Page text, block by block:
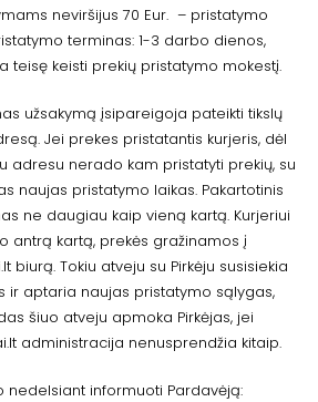
neviršijus 70 Eur. – pristatymo
terminas: 1-3 darbo dienos,
teisę keisti prekių pristatymo mokestį.
užsakymą įsipareigoja pateikti tikslų
Jei prekes pristatantis kurjeris, dėl
adresu nerado kam pristatyti prekių, su
naujas pristatymo laikas. Pakartotinis
ne daugiau kaip vieną kartą. Kurjeriui
antrą kartą, prekės gražinamos į
biurą. Tokiu atveju su Pirkėju susisiekia
ir aptaria naujas pristatymo sąlygas,
šiuo atveju apmoka Pirkėjas, jei
administracija nenusprendžia kitaip.
nedelsiant informuoti Pardavėją: